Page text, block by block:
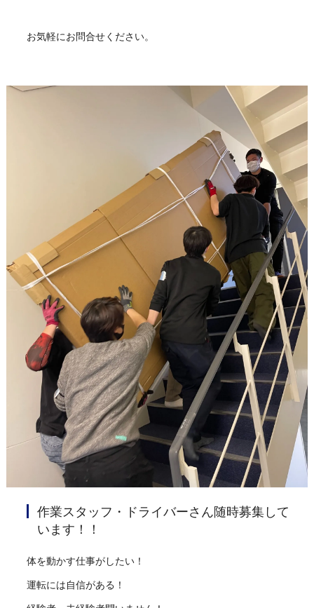
お気軽にお問合せください。
作業スタッフ・ドライバーさん随時募集して
います！！
体を動かす仕事がしたい！
運転には自信がある！